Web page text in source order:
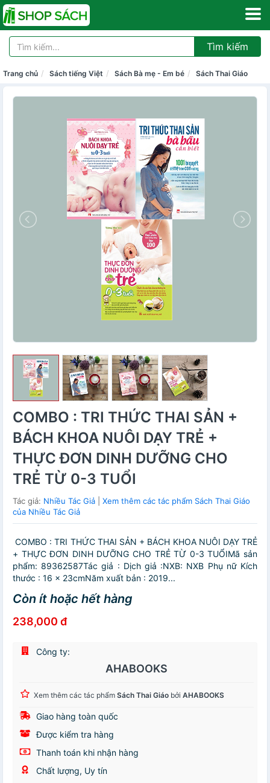
Tìm kiếm
Trang chủ Sách tiếng Việt Sách Bà mẹ - Em bé Sách Thai Giáo
COMBO : TRI THỨC THAI SẢN +
BÁCH KHOA NUÔI DẠY TRẺ +
THỰC ĐƠN DINH DƯỠNG CHO
TRẺ TỪ 0-3 TUỔI
Tác giả: Nhiều Tác Giả
Xem thêm các tác phẩm Sách Thai Giáo
của Nhiều Tác Giả
COMBO : TRI THỨC THAI SẢN + BÁCH KHOA NUÔI DẠY TRẺ
+ THỰC ĐƠN DINH DƯỠNG CHO TRẺ TỪ 0-3 TUỔIMã sản
phẩm: 89362587Tác giả : Dịch giả :NXB: NXB Phụ nữ Kích
thước : 16 x 23cmNăm xuất bản : 2019...
Còn ít hoặc hết hàng
238,000 đ
Công ty:
AHABOOKS
Xem thêm các tác phẩm Sách Thai Giáo bởi AHABOOKS
Giao hàng toàn quốc
Được kiểm tra hàng
Thanh toán khi nhận hàng
Chất lượng, Uy tín